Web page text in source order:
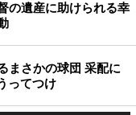
の遺産に助けられる幸
まさかの球団 采配に
ってつけ